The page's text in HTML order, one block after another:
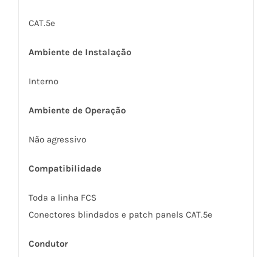
CAT.5e
Ambiente de Instalação
Interno
Ambiente de Operação
Não agressivo
Compatibilidade
Toda a linha FCS
Conectores blindados e patch panels CAT.5e
Condutor